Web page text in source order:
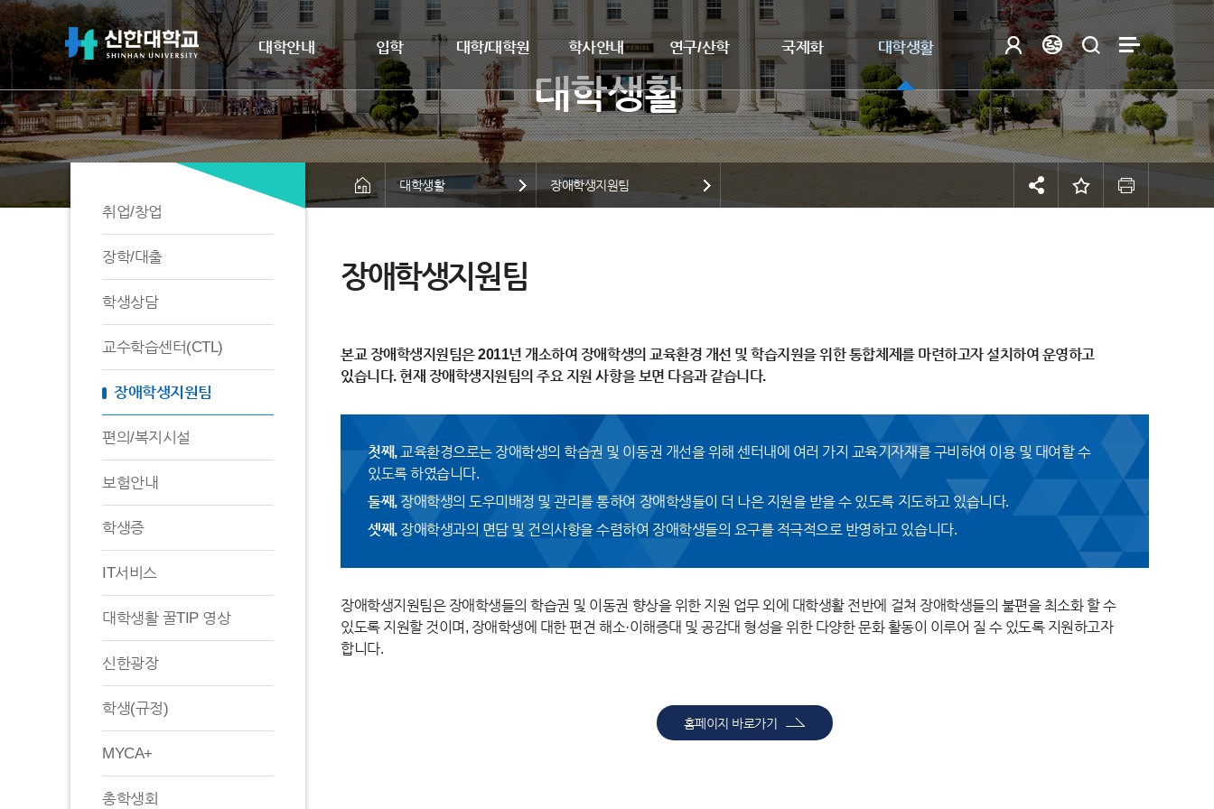
대학안내 입학 대학/대학원 학사안내 연구/산학 국제화 대학생활
취업/창업
장학/대출
학생상담
교수학습센터(CTL)
장애학생지원팀
편의/복지시설
보험안내
학생증
IT서비스
대학생활 꿀TIP 영상
신한광장
학생(규정)
MYCA+
총학생회
대학생활 장애학생지원팀
장애학생지원팀
본교 장애학생지원팀은 2011년 개소하여 장애학생의 교육환경 개선 및 학습지원을 위한 통합체제를 마련하고자 설치하여 운영하고
있습니다. 현재 장애학생지원팀의 주요 지원 사항을 보면 다음과 같습니다.
첫째, 교육환경으로는 장애학생의 학습권 및 이동권 개선을 위해 센터내에 여러 가지 교육기자재를 구비하여 이용 및 대여할 수
있도록 하였습니다.
둘째, 장애학생의 도우미배정 및 관리를 통하여 장애학생들이 더 나은 지원을 받을 수 있도록 지도하고 있습니다.
셋째, 장애학생과의 면담 및 건의사항을 수렴하여 장애학생들의 요구를 적극적으로 반영하고 있습니다.
장애학생지원팀은 장애학생들의 학습권 및 이동권 향상을 위한 지원 업무 외에 대학생활 전반에 걸쳐 장애학생들의 불편을 최소화 할 수
있도록 지원할 것이며, 장애학생에 대한 편견 해소·이해증대 및 공감대 형성을 위한 다양한 문화 활동이 이루어 질 수 있도록 지원하고자
합니다.
홈페이지 바로가기